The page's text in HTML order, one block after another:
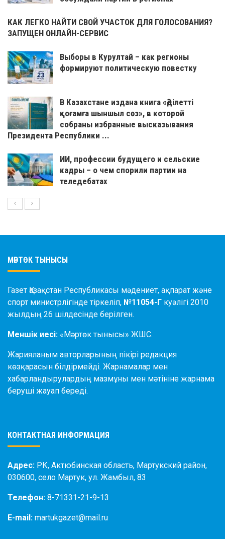
КАК ЛЕГКО НАЙТИ СВОЙ УЧАСТОК ДЛЯ ГОЛОСОВАНИЯ?
ЗАПУЩЕН ОНЛАЙН-СЕРВИС
Выборы в Курултай – как регионы
формируют политическую повестку
В Казахстане издана книга «Әділетті
қоғамға шыншыл сөз», в которой
собраны избранные высказывания
Президента Республики ...
ИИ, профессии будущего и сельские
кадры – о чем спорили партии на
теледебатах
МӘРТӨК ТЫНЫСЫ
Газет Қазақстан Республикасы мәдениет, ақпарат және
спорт министрлігінде тіркеліп, №11054-Г куәлігі 2010
жылдың 26 шілдесінде берілген.
Меншік иесі: «Мәртөк тынысы» ЖШС.
Жарияланым авторларының пікірі редакция
көзқарасын білдірмейді. Жарнамалар мен
хабарландырулардың мазмұны мен мәтініне жарнама
беруші жауап береді.
КОНТАКТНАЯ ИНФОРМАЦИЯ
Адрес: РК, Актюбинская область, Мартукский район,
030600, село Мартук, ул. Жамбыл, 83
Телефон: 8-71331-21-9-13
E-mail: martukgazet@mail.ru